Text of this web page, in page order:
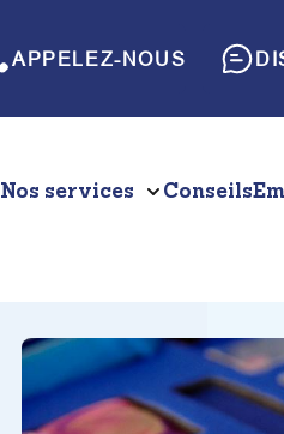
APPELEZ-NOUS
Nos services Conseils